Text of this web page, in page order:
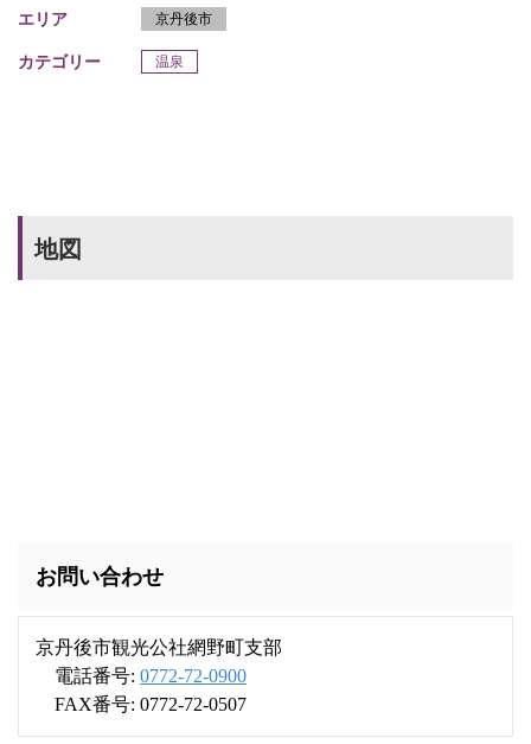
エリア 京丹後市
カテゴリー 温泉
地図
お問い合わせ
京丹後市観光公社網野町支部
電話番号: 0772-72-0900
FAX番号: 0772-72-0507